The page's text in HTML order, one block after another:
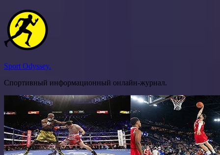
Перейти
содержимому
Sport Odyssey.
Спортивный информационный онлайн-журнал.